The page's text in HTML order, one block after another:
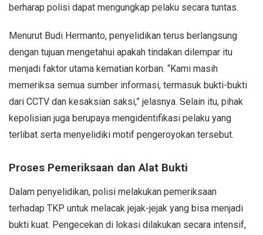
berharap polisi dapat mengungkap pelaku secara tuntas.
Menurut Budi Hermanto, penyelidikan terus berlangsung
dengan tujuan mengetahui apakah tindakan dilempar itu
menjadi faktor utama kematian korban. “Kami masih
memeriksa semua sumber informasi, termasuk bukti-bukti
dari CCTV dan kesaksian saksi,” jelasnya. Selain itu, pihak
kepolisian juga berupaya mengidentifikasi pelaku yang
terlibat serta menyelidiki motif pengeroyokan tersebut.
Proses Pemeriksaan dan Alat Bukti
Dalam penyelidikan, polisi melakukan pemeriksaan
terhadap TKP untuk melacak jejak-jejak yang bisa menjadi
bukti kuat. Pengecekan di lokasi dilakukan secara intensif,